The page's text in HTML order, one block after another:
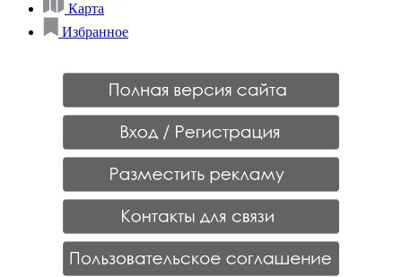
Карта
Избранное